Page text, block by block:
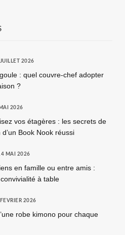
2026
: quel couvre-chef adopter
?
2026
vos étagères : les secrets de
Book Nook réussi
MAI 2026
en famille ou entre amis :
à table
2026
robe kimono pour chaque